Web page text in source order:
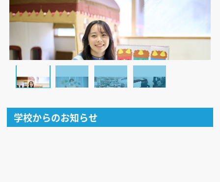
学校からのお知らせ